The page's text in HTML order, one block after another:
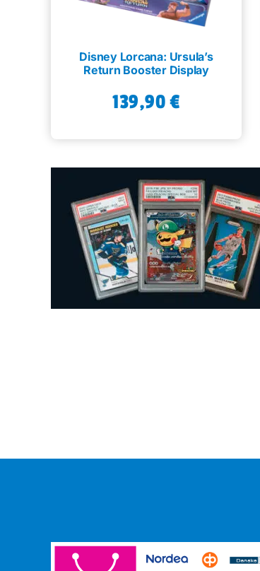
Disney Lorcana: Ursula’s
Return Booster Display
139,90€